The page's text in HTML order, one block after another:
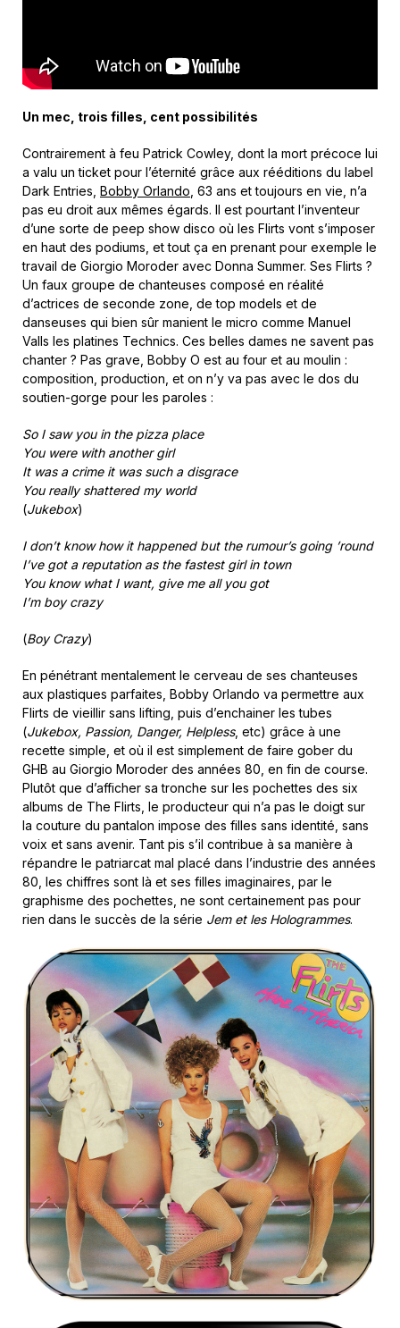
Un mec, trois filles, cent possibilités
Contrairement à feu Patrick Cowley, dont la mort précoce lui
a valu un ticket pour l’éternité grâce aux rééditions du label
Dark Entries, Bobby Orlando , 63 ans et toujours en vie, n’a
pas eu droit aux mêmes égards. Il est pourtant l’inventeur
d’une sorte de peep show disco où les Flirts vont s’imposer
en haut des podiums, et tout ça en prenant pour exemple le
travail de Giorgio Moroder avec Donna Summer. Ses Flirts ?
Un faux groupe de chanteuses composé en réalité
d’actrices de seconde zone, de top models et de
danseuses qui bien sûr manient le micro comme Manuel
Valls les platines Technics. Ces belles dames ne savent pas
chanter ? Pas grave, Bobby O est au four et au moulin :
composition, production, et on n’y va pas avec le dos du
soutien-gorge pour les paroles :
So I saw you in the pizza place
You were with another girl
It was a crime it was such a disgrace
You really shattered my world
(Jukebox)
I don’t know how it happened but the rumour’s going ’round
I’ve got a reputation as the fastest girl in town
You know what I want, give me all you got
I’m boy crazy
(Boy Crazy)
En pénétrant mentalement le cerveau de ses chanteuses
aux plastiques parfaites, Bobby Orlando va permettre aux
Flirts de vieillir sans lifting, puis d’enchainer les tubes
(Jukebox, Passion, Danger, Helpless, etc) grâce à une
recette simple, et où il est simplement de faire gober du
GHB au Giorgio Moroder des années 80, en fin de course.
Plutôt que d’afficher sa tronche sur les pochettes des six
albums de The Flirts, le producteur qui n’a pas le doigt sur
la couture du pantalon impose des filles sans identité, sans
voix et sans avenir. Tant pis s’il contribue à sa manière à
répandre le patriarcat mal placé dans l’industrie des années
80, les chiffres sont là et ses filles imaginaires, par le
graphisme des pochettes, ne sont certainement pas pour
rien dans le succès de la série Jem et les Hologrammes.